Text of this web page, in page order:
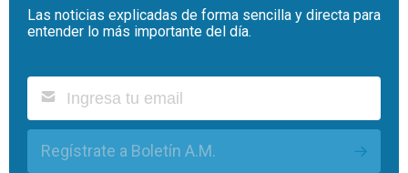
Las noticias explicadas de forma sencilla y directa para
entender lo más importante del día.
Regístrate a Boletín A.M.